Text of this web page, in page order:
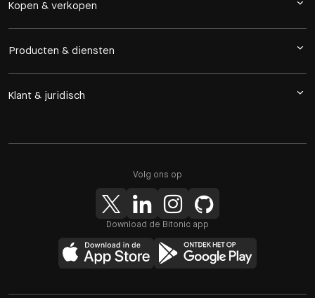
Kopen & verkopen
Producten & diensten
Klant & juridisch
Volg ons op
Download de Bitonic app